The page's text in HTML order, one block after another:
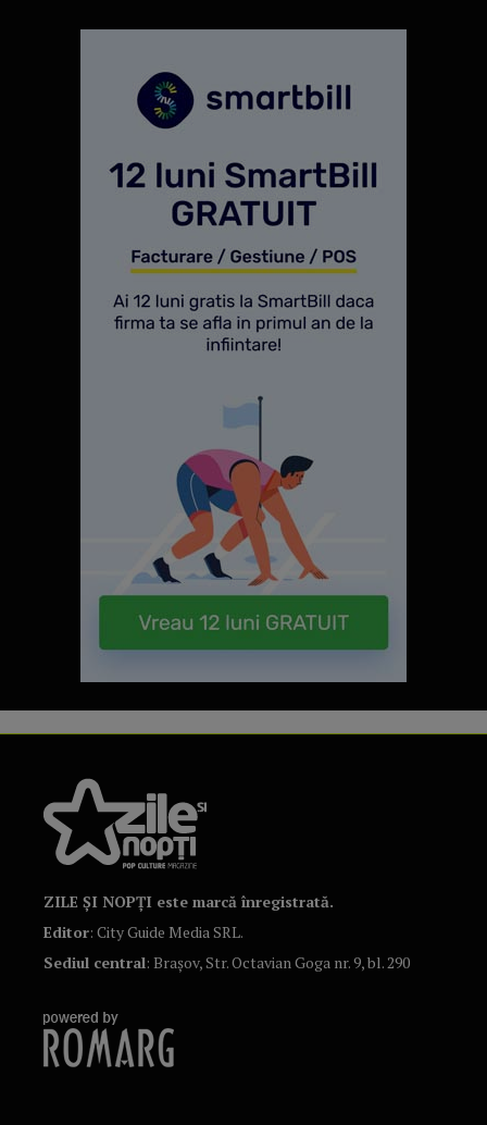
ZILE ȘI NOPȚI este marcă înregistrată.
Editor: City Guide Media SRL.
Sediul central: Brașov, Str. Octavian Goga nr. 9, bl. 290